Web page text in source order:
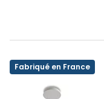
Fabriqué en France